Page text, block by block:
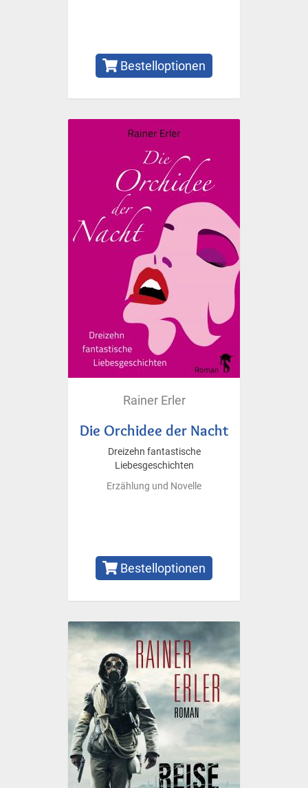
Bestelloptionen
Rainer Erler
Die Orchidee der Nacht
Dreizehn fantastische
Liebesgeschichten
Erzählung und Novelle
Bestelloptionen